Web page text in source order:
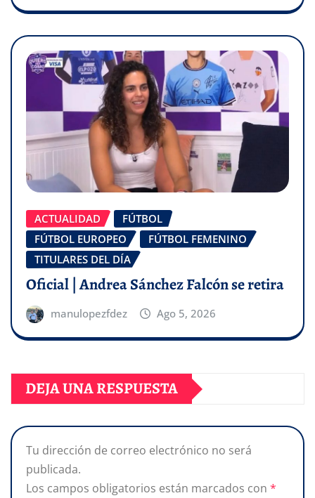
ACTUALIDAD
FÚTBOL
FÚTBOL EUROPEO
FÚTBOL FEMENINO
TITULARES DEL DÍA
Oficial | Andrea Sánchez Falcón se retira
manulopezfdez Ago 5, 2026
DEJA UNA RESPUESTA
Tu dirección de correo electrónico no será
publicada.
Los campos obligatorios están marcados con *